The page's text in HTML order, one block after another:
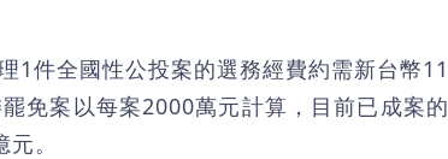
1件全國性公投案的選務經費約需新台幣11
免案以每案2000萬元計算，目前已成案的
。